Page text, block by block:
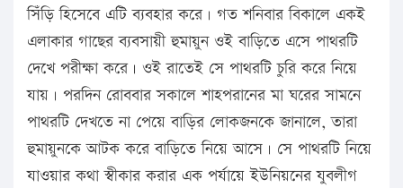
সিঁড়ি হিসেবে এটি ব্যবহার করে। গত শনিবার বিকালে একই
এলাকার গাছের ব্যবসায়ী হুমায়ুন ওই বাড়িতে এসে পাথরটি
দেখে পরীক্ষা করে। ওই রাতেই সে পাথরটি চুরি করে নিয়ে
যায়। পরদিন রোববার সকালে শাহপরানের মা ঘরের সামনে
পাথরটি দেখতে না পেয়ে বাড়ির লোকজনকে জানালে, তারা
হুমায়ুনকে আটক করে বাড়িতে নিয়ে আসে। সে পাথরটি নিয়ে
যাওয়ার কথা স্বীকার করার এক পর্যায়ে ইউনিয়নের যুবলীগ